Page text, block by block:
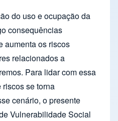
do uso e ocupação da
consequências
aumenta os riscos
relacionados a
Para lidar com essa
se torna
cenário, o presente
Vulnerabilidade Social